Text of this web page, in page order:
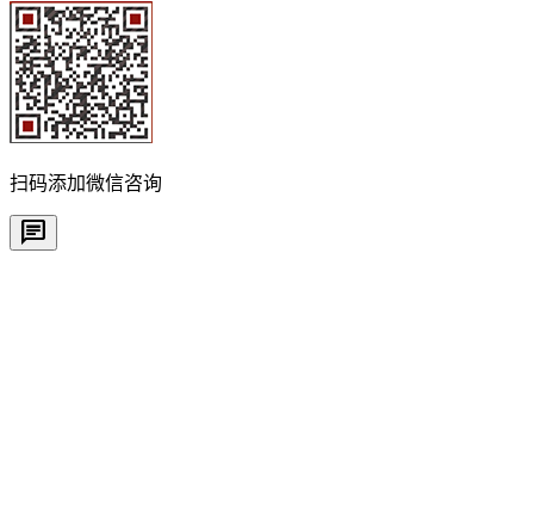
扫码添加微信咨询
chat